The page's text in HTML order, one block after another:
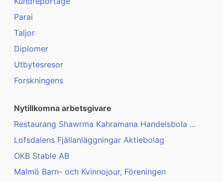
Parai
Taljor
Diplomer
Utbytesresor
Forskningens
Nytillkomna arbetsgivare
Restaurang Shawrma Kahramana Handelsbola ...
Lofsdalens Fjällanläggningar Aktiebolag
OKB Stable AB
Malmö Barn- och Kvinnojour, Föreningen